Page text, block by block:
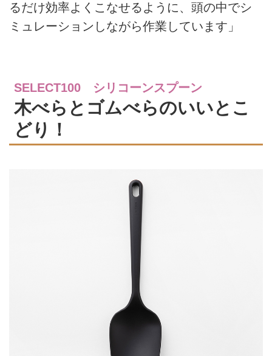
るだけ効率よくこなせるように、頭の中でシ
ミュレーションしながら作業しています」
SELECT100 シリコーンスプーン
木べらとゴムべらのいいとこ
どり！